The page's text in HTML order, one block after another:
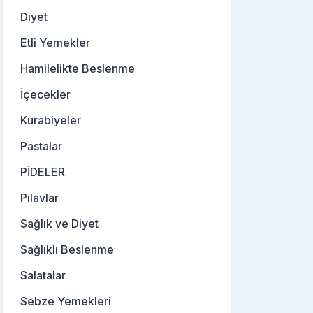
Diyet
Etli Yemekler
Hamilelikte Beslenme
İçecekler
Kurabiyeler
Pastalar
PİDELER
Pilavlar
Sağlık ve Diyet
Sağlıklı Beslenme
Salatalar
Sebze Yemekleri